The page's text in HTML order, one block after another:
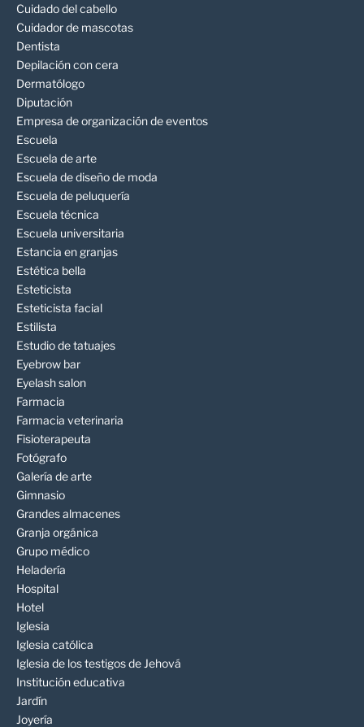
Cuidado del cabello
Cuidador de mascotas
Dentista
Depilación con cera
Dermatólogo
Diputación
Empresa de organización de eventos
Escuela
Escuela de arte
Escuela de diseño de moda
Escuela de peluquería
Escuela técnica
Escuela universitaria
Estancia en granjas
Estética bella
Esteticista
Esteticista facial
Estilista
Estudio de tatuajes
Eyebrow bar
Eyelash salon
Farmacia
Farmacia veterinaria
Fisioterapeuta
Fotógrafo
Galería de arte
Gimnasio
Grandes almacenes
Granja orgánica
Grupo médico
Heladería
Hospital
Hotel
Iglesia
Iglesia católica
Iglesia de los testigos de Jehová
Institución educativa
Jardín
Joyería